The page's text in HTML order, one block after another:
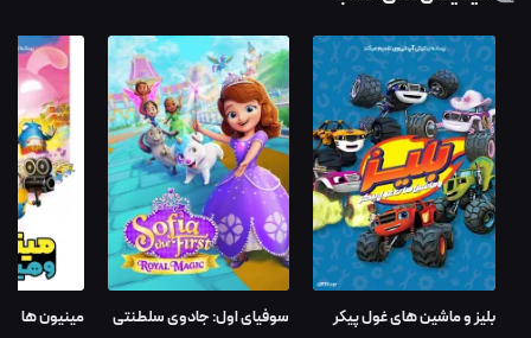
بلیز و ماشین های غول پیکر سوفیای اول: جادوی سلطنتی مینیون ها و